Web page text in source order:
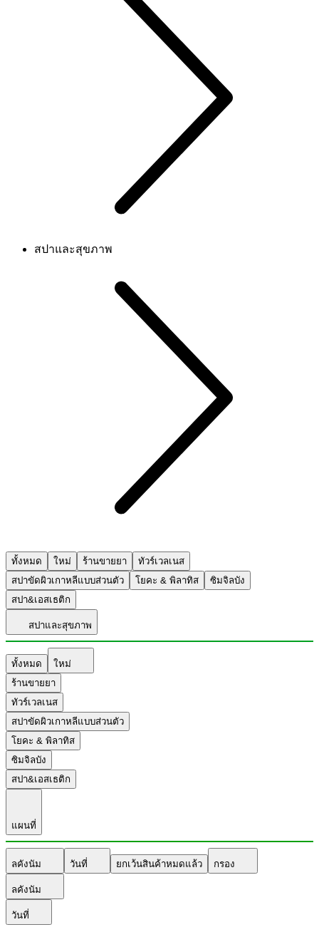
สปาและสุขภาพ
ทั้งหมด ใหม่ ร้านขายยา
ทัวร์เวลเนส
สปาขัดผิวเกาหลีแบบส่วนตัว
โยคะ & พิลาทิส
ซิมจิลบัง
สปา&เอสเธติก
สปาและสุขภาพ
ทั้งหมด
ใหม่
ร้านขายยา
ทัวร์เวลเนส
สปาขัดผิวเกาหลีแบบส่วนตัว
โยคะ & พิลาทิส
ซิมจิลบัง
สปา&เอสเธติก
แผนที่
ลคังนัม วันที่ ยกเว้นสินค้าหมดแล้ว กรอง
ลคังนัม
วันที่